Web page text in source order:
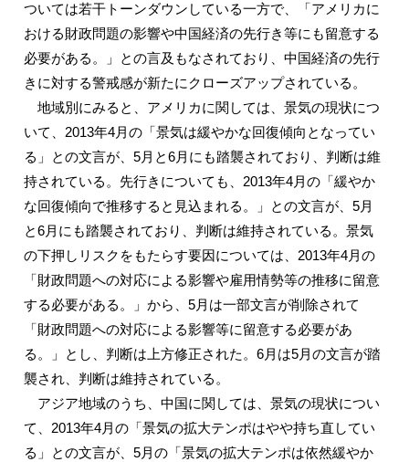
ついては若干トーンダウンしている一方で、「アメリカに
おける財政問題の影響や中国経済の先行き等にも留意する
必要がある。」との言及もなされており、中国経済の先行
きに対する警戒感が新たにクローズアップされている。
地域別にみると、アメリカに関しては、景気の現状につ
いて、2013年4月の「景気は緩やかな回復傾向となってい
る」との文言が、5月と6月にも踏襲されており、判断は維
持されている。先行きについても、2013年4月の「緩やか
な回復傾向で推移すると見込まれる。」との文言が、5月
と6月にも踏襲されており、判断は維持されている。景気
の下押しリスクをもたらす要因については、2013年4月の
「財政問題への対応による影響や雇用情勢等の推移に留意
する必要がある。」から、5月は一部文言が削除されて
「財政問題への対応による影響等に留意する必要があ
る。」とし、判断は上方修正された。6月は5月の文言が踏
襲され、判断は維持されている。
アジア地域のうち、中国に関しては、景気の現状につい
て、2013年4月の「景気の拡大テンポはやや持ち直してい
る」との文言が、5月の「景気の拡大テンポは依然緩やか